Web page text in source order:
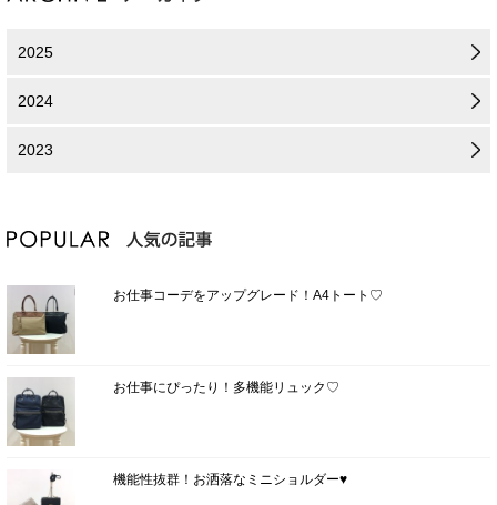
2025
2024
2023
お仕事コーデをアップグレード！A4トート♡
お仕事にぴったり！多機能リュック♡
機能性抜群！お洒落なミニショルダー♥